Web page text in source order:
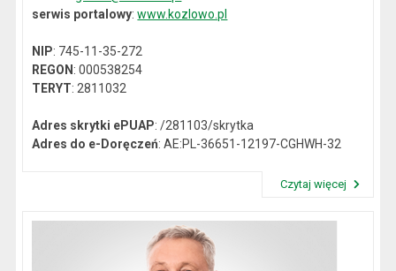
serwis portalowy:www.kozlowo.pl
NIP: 745-11-35-272
REGON: 000538254
TERYT: 2811032
Adres skrytki ePUAP: /281103/skrytka
Adres do e-Doręczeń: AE:PL-36651-12197-CGHWH-32
Czytaj więcej